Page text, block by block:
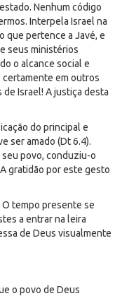
Nenhum código
Interpela Israel na
que pertence a Javé, e
seus ministérios
o alcance social e
certamente em outros
Israel! A justiça desta
do principal e
ser amado (Dt 6.4).
povo, conduziu-o
gratidão por este gesto
O tempo presente se
a entrar na leira
de Deus visualmente
o povo de Deus